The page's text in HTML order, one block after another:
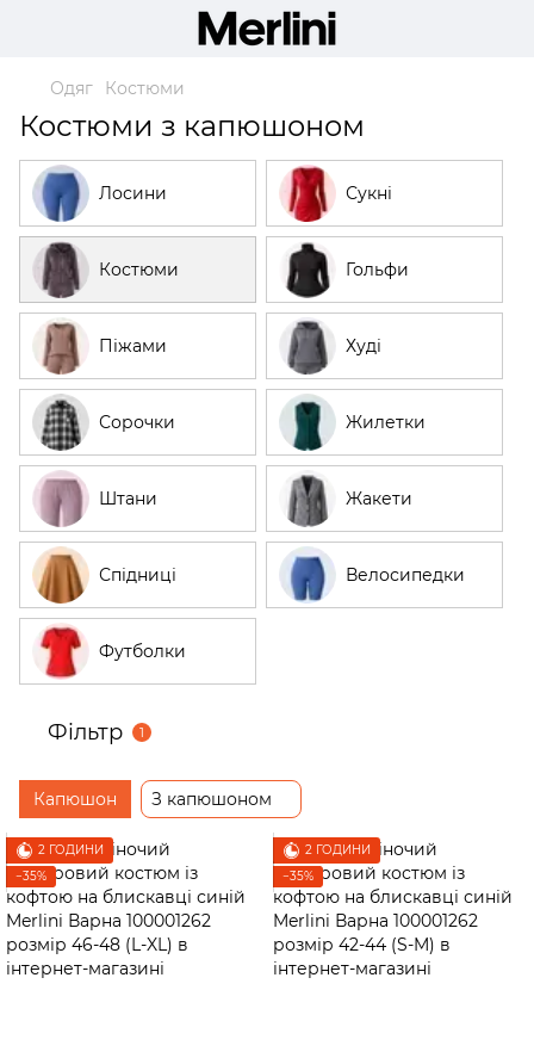
Одяг Костюми
Костюми з капюшоном
Лосини Сукні
Костюми Гольфи
Піжами Худі
Сорочки Жилетки
Штани Жакети
Спідниці Велосипедки
Футболки
Фільтр 1
Капюшон З капюшоном
2 ГОДИНИ
−35%
2 ГОДИНИ
−35%